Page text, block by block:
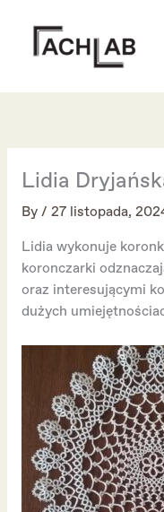
content
Lidia
By/ 27 listopada,
Lidia wykonuje
koronczarki
oraz interesującymi
dużych